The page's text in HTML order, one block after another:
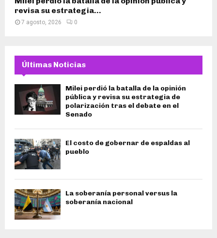
revisa su estrategia...
7 agosto, 2026 0
Últimas Noticias
Milei perdió la batalla de la opinión
pública y revisa su estrategia de
polarización tras el debate en el
Senado
El costo de gobernar de espaldas al
pueblo
La soberanía personal versus la
soberanía nacional